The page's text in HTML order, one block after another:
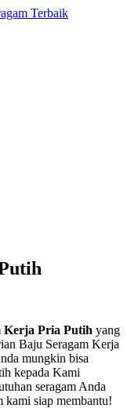
Kerja Pria Putih yang
Baju Seragam Kerja
mungkin bisa
kepada Kami
seragam Anda
kami siap membantu!